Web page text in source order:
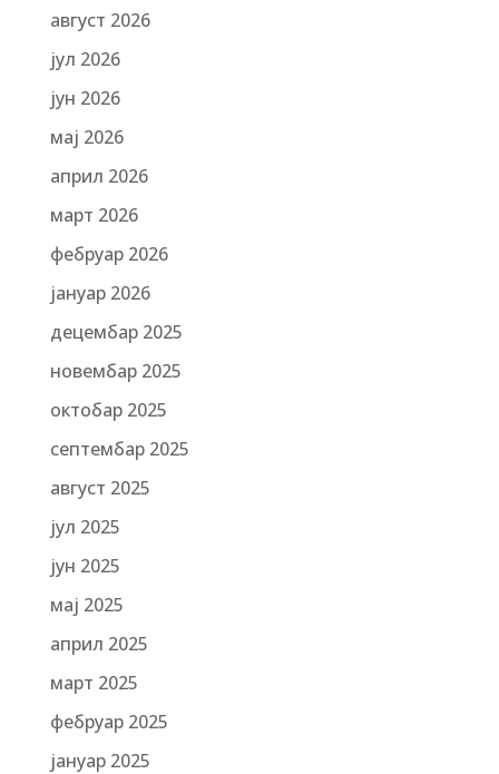
август 2026
јул 2026
јун 2026
мај 2026
април 2026
март 2026
фебруар 2026
јануар 2026
децембар 2025
новембар 2025
октобар 2025
септембар 2025
август 2025
јул 2025
јун 2025
мај 2025
април 2025
март 2025
фебруар 2025
јануар 2025